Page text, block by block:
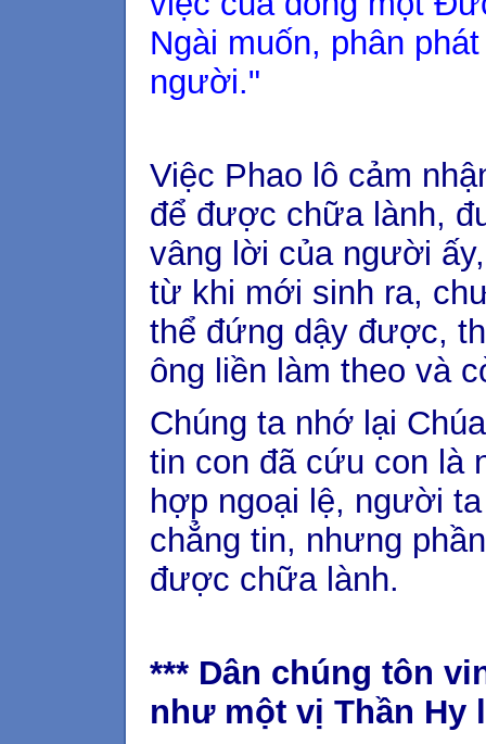
Ngài muốn, phân
người."
Việc Phao lô cảm
để được chữa lành,
vâng lời của người
từ khi mới sinh ra,
thể đứng dậy được,
ông liền làm theo và
Chúng ta nhớ lại
tin con đã cứu con là
hợp ngoại lệ, người
chẳng tin, nhưng
được chữa lành.
*** Dân chúng tôn
như một vị Thần Hy